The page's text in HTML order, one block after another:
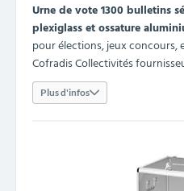
Urne de vote 1300 bulletins
plexiglass et ossature
pour élections, jeux concours,
Cofradis Collectivités
Plus d'infos